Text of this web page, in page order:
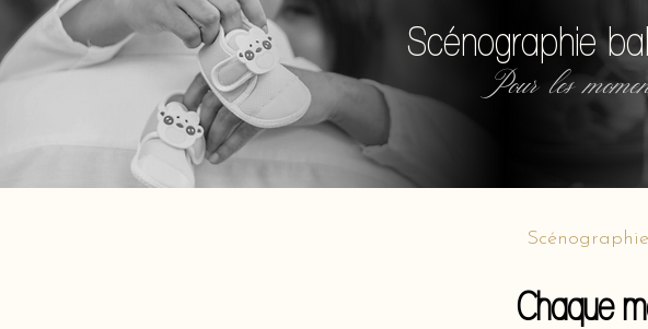
Scénographie
Pour les
Chaque